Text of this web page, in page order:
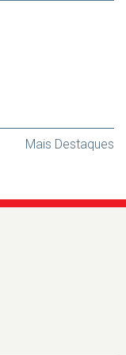
Mais Destaques